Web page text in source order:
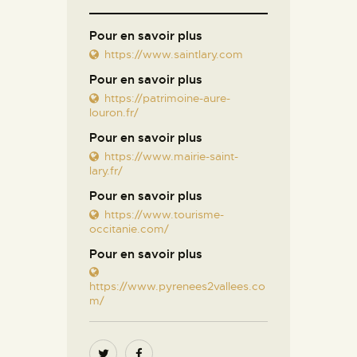
Pour en savoir plus
https://www.saintlary.com
Pour en savoir plus
https://patrimoine-aure-
louron.fr/
Pour en savoir plus
https://www.mairie-saint-
lary.fr/
Pour en savoir plus
https://www.tourisme-
occitanie.com/
Pour en savoir plus
https://www.pyrenees2vallees.co
m/